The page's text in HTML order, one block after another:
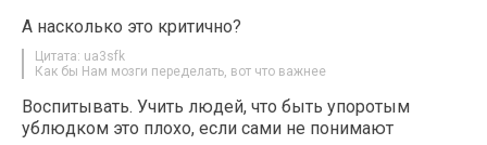
А насколько это критично?
Цитата: ua3sfk
Как бы Нам мозги переделать, вот что важнее
Воспитывать. Учить людей, что быть упоротым
ублюдком это плохо, если сами не понимают